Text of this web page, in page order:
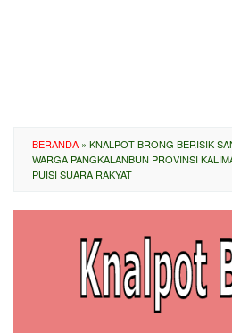
BERANDA » KNALPOT BRONG BERISIK
WARGA PANGKALANBUN PROVINSI
PUISI SUARA RAKYAT